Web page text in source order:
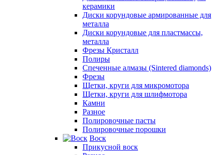
керамики
Диски корундовые армированные для
металла
Диски корундовые для пластмассы,
металла
Фрезы Кристалл
Полиры
Спеченные алмазы (Sintered diamonds)
Фрезы
Щетки, круги для микромотора
Щетки, круги для шлифмотора
Камни
Разное
Полировочные пасты
Полировочные порошки
Воск
Прикусной воск